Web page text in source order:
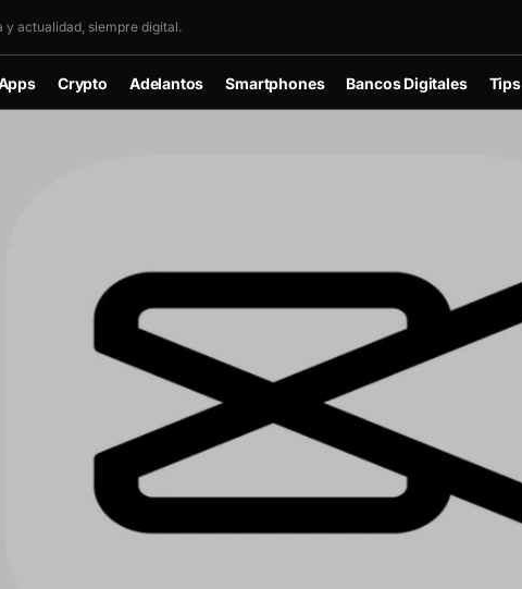
y actualidad, siempre digital.
Crypto Adelantos Smartphones Bancos Digitales Tips